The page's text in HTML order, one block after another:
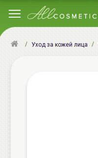
Уход за кожей лица